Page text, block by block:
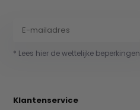
* Lees hier de wettelijke beperkingen
Klantenservice